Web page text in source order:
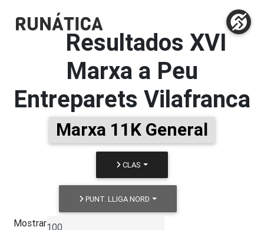
Resultados XVI
Marxa a Peu
Entreparets Vilafranca
Marxa 11K General
CLAS
PUNT. LLIGA NORD
Mostrar